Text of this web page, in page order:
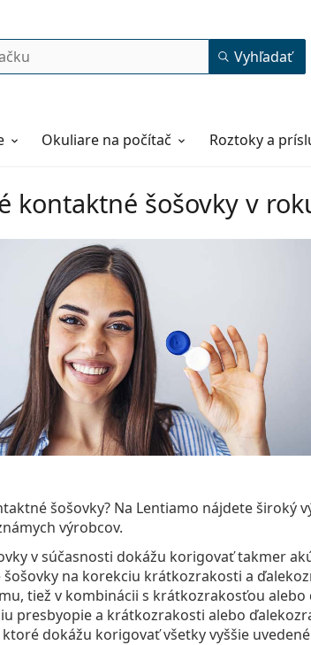
Vyhľadať
Okuliare na počítač Roztoky a
kontaktné šošovky v
šošovky? Na Lentiamo nájdete široký
výrobcov.
v súčasnosti dokážu korigovať takmer
na korekciu krátkozrakosti a
tiež v kombinácii s krátkozrakosťou
presbyopie a krátkozrakosti alebo
dokážu korigovať všetky vyššie